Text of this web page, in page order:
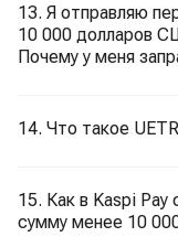
13. Я отправляю
10 000 долларов
Почему у меня
14. Что такое
15. Как в Kaspi
сумму менее 10